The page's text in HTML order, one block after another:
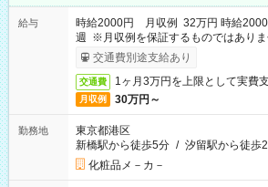
給与
時給2000円 月収例 32万円 時給
週 ※月収例を保証するものではあり
ービス利用可（利用条件有）
交通費別途支給あり
交通費 1ヶ月3万円を上限として実費
月収例 30万円～
勤務地
東京都港区
新橋駅から徒歩5分 / 汐留駅から徒歩
化粧品メ－カ－